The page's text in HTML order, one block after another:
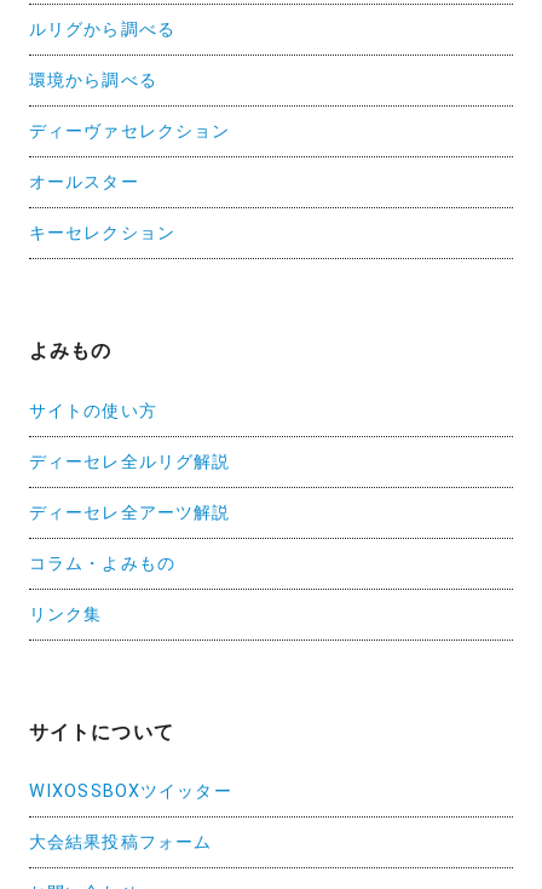
ルリグから調べる
環境から調べる
ディーヴァセレクション
オールスター
キーセレクション
よみもの
サイトの使い方
ディーセレ全ルリグ解説
ディーセレ全アーツ解説
コラム・よみもの
リンク集
サイトについて
WIXOSSBOXツイッター
大会結果投稿フォーム